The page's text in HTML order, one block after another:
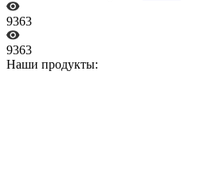
9363
9363
Наши продукты: